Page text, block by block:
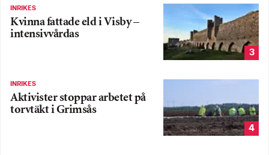
INRIKES
Kvinna fattade eld i Visby –
intensivvårdas
3
INRIKES
Aktivister stoppar arbetet på
torvtäkt i Grimsås
4